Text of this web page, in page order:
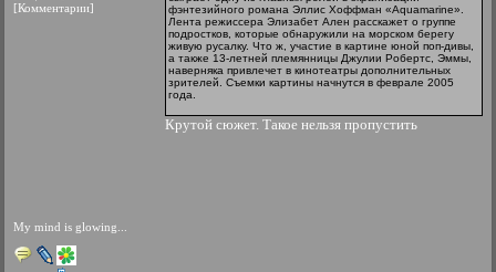
[Комментарии]
My mind is glowing...
фэнтезийного романа Эллис Хоффман «Aquamarine».
Лента режиссера Элизабет Ален расскажет о группе
подростков, которые обнаружили на морском берегу
живую русалку. Что ж, участие в картине юной поп-дивы,
а также 13-летней племянницы Джулии Робертс, Эммы,
наверняка привлечет в кинотеатры дополнительных
зрителей. Съемки картины начнутся в феврале 2005
года.
Крутой сюжет. Такое нельзя пропустить